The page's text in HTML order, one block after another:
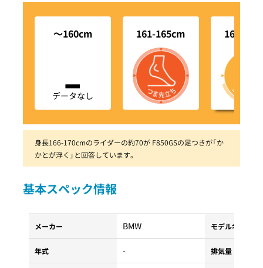
～160cm
-
データなし
161-165cm 166-
身長166-170cmのライダーの約70が F850GSの足つきが「か
かとが浮く」と回答しています。
基本スペック情報
メーカー BMW モデル名
年式 - 排気量